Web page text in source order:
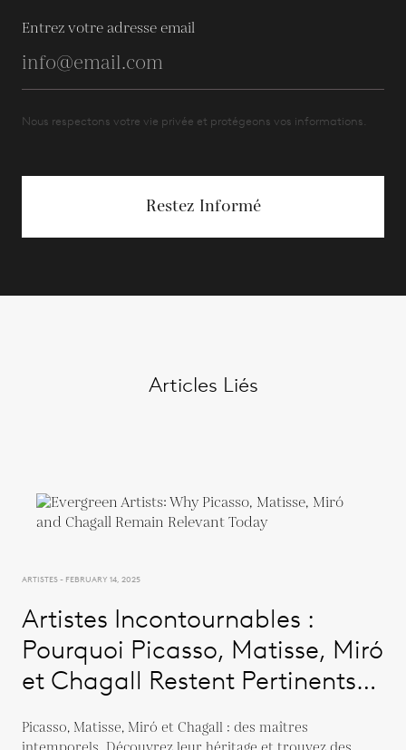
Entrez votre adresse email
Nous respectons votre vie privée et protégeons vos informations.
Restez Informé
Articles Liés
ARTISTES - FEBRUARY 14, 2025
Artistes Incontournables :
Pourquoi Picasso, Matisse, Miró
et Chagall Restent Pertinents
Picasso, Matisse, Miró et Chagall : des maîtres